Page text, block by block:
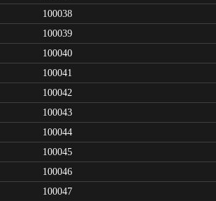
100038
100039
100040
100041
100042
100043
100044
100045
100046
100047